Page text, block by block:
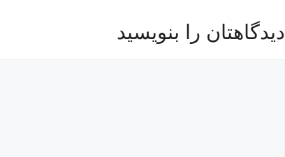
دیدگاهتان را بنویسید